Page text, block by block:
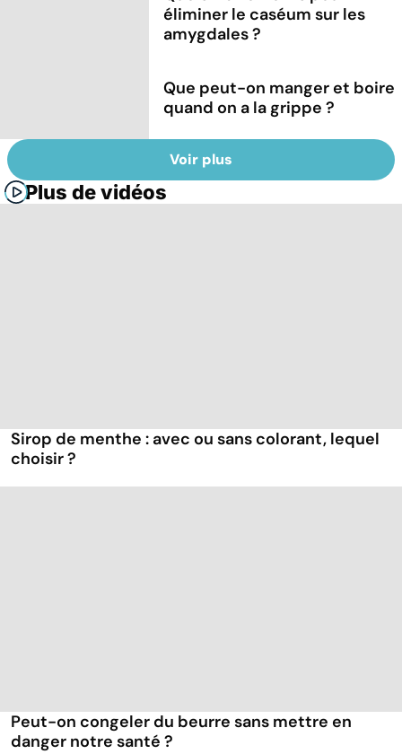
éliminer le caséum sur les
amygdales ?
Que peut-on manger et boire
quand on a la grippe ?
Voir plus
Plus de vidéos
Sirop de menthe : avec ou sans colorant, lequel
choisir ?
Peut-on congeler du beurre sans mettre en
danger notre santé ?